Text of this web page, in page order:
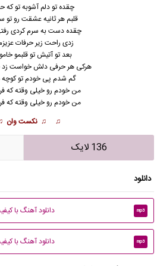
چقده تو دلم آشوبه تو که
قلبم هر ثانیه عشقت رو تو
چقده دست به سرم کردی
زدی راحت زیر حرفات
بعد تو آتیش تو قلبمو
هرکی هر حرفی دلش خواست
گم شدم پی خودم تو کوچه
من خودم رو خیلی وقته که
من خودم رو خیلی وقته که
♫ ♫ نکست وان
136 لایک
دانلود
mp3 دانلود آهنگ با
mp3 دانلود آهنگ با